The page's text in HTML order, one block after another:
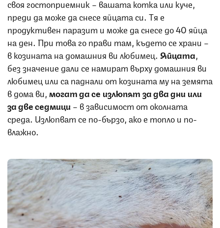
своя гостоприемник – вашата котка или куче,
преди да може да снесе яйцата си. Тя е
продуктивен паразит и може да снесе до 40 яйца
на ден. При това го прави там, където се храни –
в козината на домашния ви любимец. Яйцата
без значение дали се намират върху домашния ви
любимец или са паднали от козината му на земята
в дома ви, могат да се излюпят за два дни или
за две седмици – в зависимост от околната
среда. Излюпват се по-бързо, ако е топло и по-
влажно.